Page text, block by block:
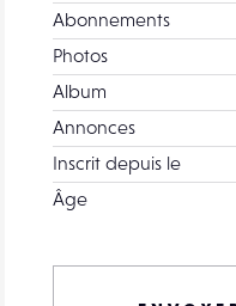
Abonnements
Photos
Album
Annonces
Inscrit depuis le
Âge